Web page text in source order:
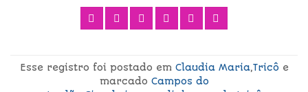
Esse registro foi postado em Claudia Maria,Tricô e
marcado Campos do